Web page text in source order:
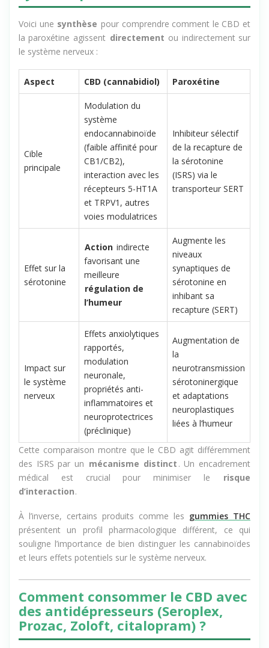
synthétique
Voici unesynthèsepour comprendre comment le CBD et
la paroxétine agissent
Aspect CBD (cannabidiol) Paroxétine
Cible
Modulation du
système
endocannabinoïde
(faible affinité pour
CB1/CB2),
interaction avec les
récepteurs 5-HT1A
et TRPV1, autres
voies modulatrices
Inhibiteur sélectif
de la recapture de
la sérotonine
(ISRS) via le
Effet sur la
Actionindirecte
favorisant une
meilleure
régulation de
Augmente les
niveaux
synaptiques de
sérotonine en
inhibant sa
recapture (SERT)
Impact sur
le système
Effets anxiolytiques
rapportés,
modulation
neuronale,
propriétés anti-
inflammatoires et
neuroprotectrices
(préclinique)
Augmentation de
la
neurotransmission
sérotoninergique
et adaptations
neuroplastiques
Cette comparaison montre que le CBD agit différemment
des ISRS par unmécanisme distinct. Un encadrement
médical est crucial pour minimiser le
À l’inverse, certains produits comme lesgummies THC
présentent un profil pharmacologique différent, ce qui
souligne l’importance de bien distinguer les cannabinoïdes
Comment consommer le CBD avec
des antidépresseurs (Seroplex,
Prozac, Zoloft, citalopram) ?